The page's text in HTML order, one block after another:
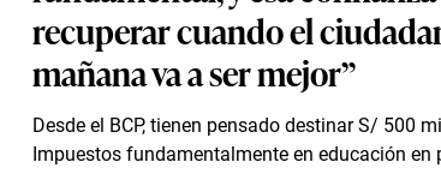
recuperar cuando el
mañana va a ser mejor”
Desde el BCP, tienen pensado destinar S/ 500
Impuestos fundamentalmente en educación en